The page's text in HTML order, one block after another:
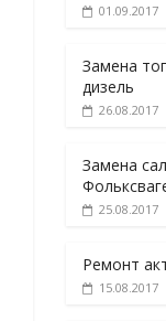
01.09.2017
Замена
дизель
26.08.2017
Замена
25.08.2017
Ремонт
15.08.2017